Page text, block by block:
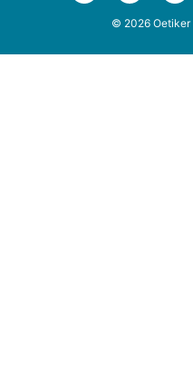
© 2026 Oetiker |